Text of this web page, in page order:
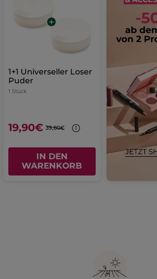
1+1 Universeller Loser
Puder
1 Stück
19,90€ 39,80€
IN DEN
WARENKORB